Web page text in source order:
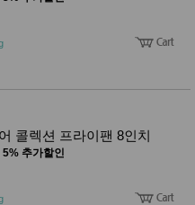
콜렉션 프라이팬 8인치
5% 추가할인